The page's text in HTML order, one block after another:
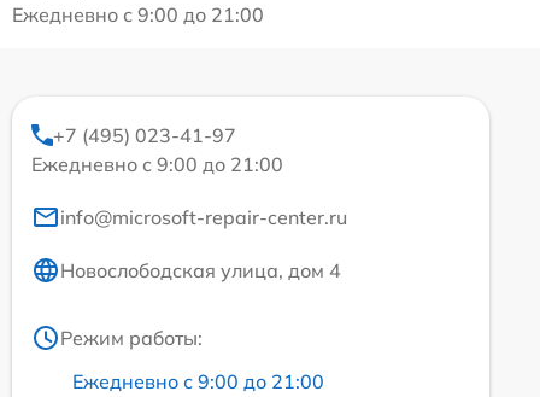
Ежедневно с 9:00 до 21:00
+7 (495) 023-41-97
Ежедневно с 9:00 до 21:00
info@microsoft-repair-center.ru
Новослободская улица, дом 4
Режим работы:
Ежедневно с 9:00 до 21:00